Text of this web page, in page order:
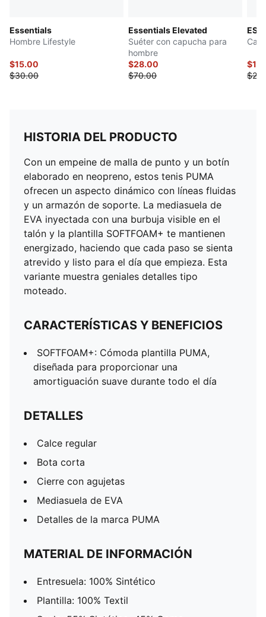
Essentials
Hombre Lifestyle
$15.00
$30.00
Essentials Elevated
Suéter con capucha para
hombre
$28.00
$70.00
ESS
HISTORIA DEL PRODUCTO
Con un empeine de malla de punto y un botín
elaborado en neopreno, estos tenis PUMA
ofrecen un aspecto dinámico con líneas fluidas
y un armazón de soporte. La mediasuela de
EVA inyectada con una burbuja visible en el
talón y la plantilla SOFTFOAM+ te mantienen
energizado, haciendo que cada paso se sienta
atrevido y listo para el día que empieza. Esta
variante muestra geniales detalles tipo
moteado.
CARACTERÍSTICAS Y BENEFICIOS
SOFTFOAM+: Cómoda plantilla PUMA,
diseñada para proporcionar una
amortiguación suave durante todo el día
DETALLES
Calce regular
Bota corta
Cierre con agujetas
Mediasuela de EVA
Detalles de la marca PUMA
MATERIAL DE INFORMACIÓN
Entresuela: 100% Sintético
Plantilla: 100% Textil